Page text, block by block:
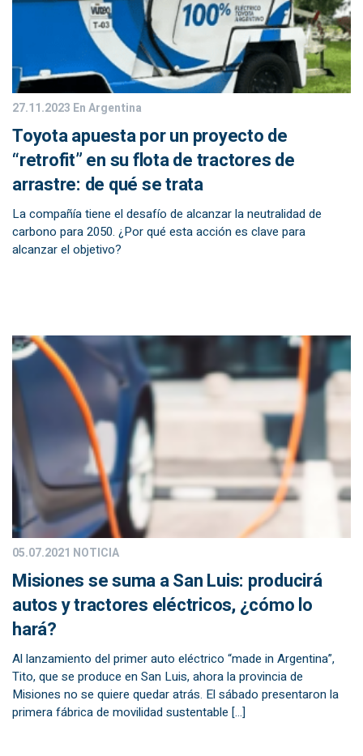
27.11.2023 En Argentina
Toyota apuesta por un proyecto de
“retrofit” en su flota de tractores de
arrastre: de qué se trata
La compañía tiene el desafío de alcanzar la neutralidad de
carbono para 2050. ¿Por qué esta acción es clave para
alcanzar el objetivo?
05.07.2021 NOTICIA
Misiones se suma a San Luis: producirá
autos y tractores eléctricos, ¿cómo lo
hará?
Al lanzamiento del primer auto eléctrico “made in Argentina”,
Tito, que se produce en San Luis, ahora la provincia de
Misiones no se quiere quedar atrás. El sábado presentaron la
primera fábrica de movilidad sustentable […]